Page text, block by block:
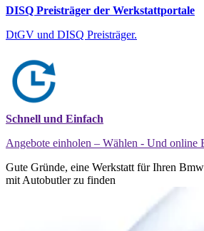
DISQ Preisträger der Werkstattportale
DtGV und DISQ Preisträger.
Schnell und Einfach
Angebote einholen – Wählen - Und online
Gute Gründe, eine Werkstatt für Ihren
mit Autobutler zu finden